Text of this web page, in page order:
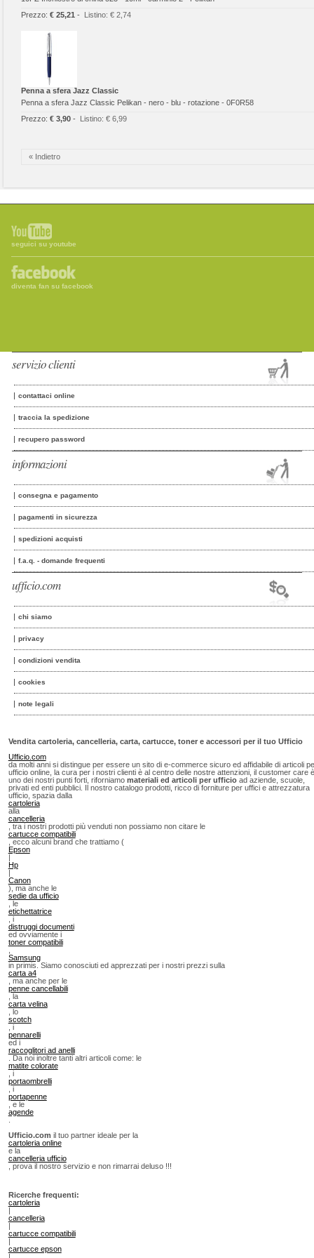
Prezzo: € 25,21 - Listino: € 2,74
Penna a sfera Jazz Classic
Penna a sfera Jazz Classic Pelikan - nero - blu - rotazione - 0F0R58
Prezzo: € 3,90 - Listino: € 6,99
« Indietro
seguici su youtube
diventa fan su facebook
servizio clienti
contattaci online
traccia la spedizione
recupero password
informazioni
consegna e pagamento
pagamenti in sicurezza
spedizioni acquisti
f.a.q. - domande frequenti
ufficio.com
chi siamo
privacy
condizioni vendita
cookies
note legali
Vendita cartoleria, cancelleria, carta, cartucce, toner e accessori per il tuo Ufficio
Ufficio.com
da molti anni si distingue per essere un sito di e-commerce sicuro ed affidabile di articoli
ufficio online, la cura per i nostri clienti è al centro delle nostre attenzioni, il customer care è
uno dei nostri punti forti, riforniamo materiali ed articoli per ufficioad aziende, scuole,
privati ed enti pubblici. Il nostro catalogo prodotti, ricco di forniture per uffici e attrezzatura
ufficio, spazia dalla
cartoleria
alla
cancelleria
, tra i nostri prodotti più venduti non possiamo non citare le
cartucce compatibili
, ecco alcuni brand che trattiamo (
Epson
|
Hp
|
Canon
), ma anche le
sedie da ufficio
, le
etichettatrice
, i
distruggi documenti
ed ovviamente i
toner compatibili
Samsung
in primis. Siamo conosciuti ed apprezzati per i nostri prezzi sulla
carta a4
, ma anche per le
penne cancellabili
, la
carta velina
, lo
scotch
, i
pennarelli
ed i
raccoglitori ad anelli
. Da noi inoltre tanti altri articoli come: le
matite colorate
, i
portaombrelli
, i
portapenne
, e le
agende
Ufficio.com il tuo partner ideale per la
cartoleria online
e la
cancelleria ufficio
, prova il nostro servizio e non rimarrai deluso !!!
Ricerche frequenti:
cartoleria
|
cancelleria
|
cartucce compatibili
|
cartucce epson